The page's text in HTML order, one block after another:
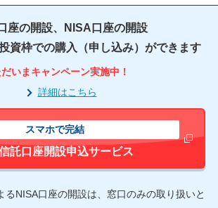
座の開設、NISA口座の開設
資枠での購入（申し込み）ができます
だいまキャンペーン実施中！
詳細はこちら
スマホで完結
託口座開設申込サービス
新しいウ
るNISA口座の開設は、窓口のみの取り扱いと